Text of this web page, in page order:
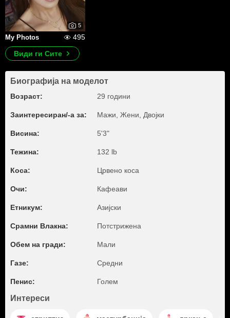
5
My Photos
495
Види ги Сите
Биографија на моделот
Возраст: 29 години
Заинтересиран/-а за: Мажи, Жени, Двојки
Висина: 5'3"
Тежина: 132 lb
Коса: Црвено коса
Очи: Кафеави
Етникум: Азијски
Срамни Влакна: Потстрижена
Обем на гради: Мали
Газе: Средни
Пенис: Голем
Интереси